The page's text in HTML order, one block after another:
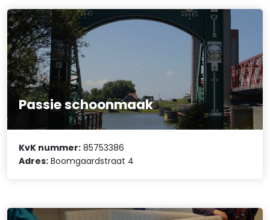
Passie schoonmaak
KvK nummer: 85753386
Adres: Boomgaardstraat 4